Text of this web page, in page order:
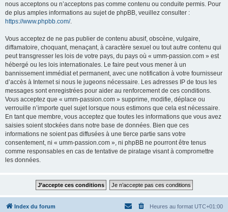
nous acceptons ou n’acceptons pas comme contenu ou conduite permis. Pour
de plus amples informations au sujet de phpBB, veuillez consulter :
https://www.phpbb.com/.
Vous acceptez de ne pas publier de contenu abusif, obscène, vulgaire,
diffamatoire, choquant, menaçant, à caractère sexuel ou tout autre contenu qui
peut transgresser les lois de votre pays, du pays où « umm-passion.com » est
hébergé ou les lois internationales. Le faire peut vous mener à un
bannissement immédiat et permanent, avec une notification à votre fournisseur
d’accès à Internet si nous le jugeons nécessaire. Les adresses IP de tous les
messages sont enregistrées pour aider au renforcement de ces conditions.
Vous acceptez que « umm-passion.com » supprime, modifie, déplace ou
verrouille n’importe quel sujet lorsque nous estimons que cela est nécessaire.
En tant que membre, vous acceptez que toutes les informations que vous avez
saisies soient stockées dans notre base de données. Bien que ces
informations ne soient pas diffusées à une tierce partie sans votre
consentement, ni « umm-passion.com », ni phpBB ne pourront être tenus
comme responsables en cas de tentative de piratage visant à compromettre
les données.
Index du forum Heures au format UTC+01:00